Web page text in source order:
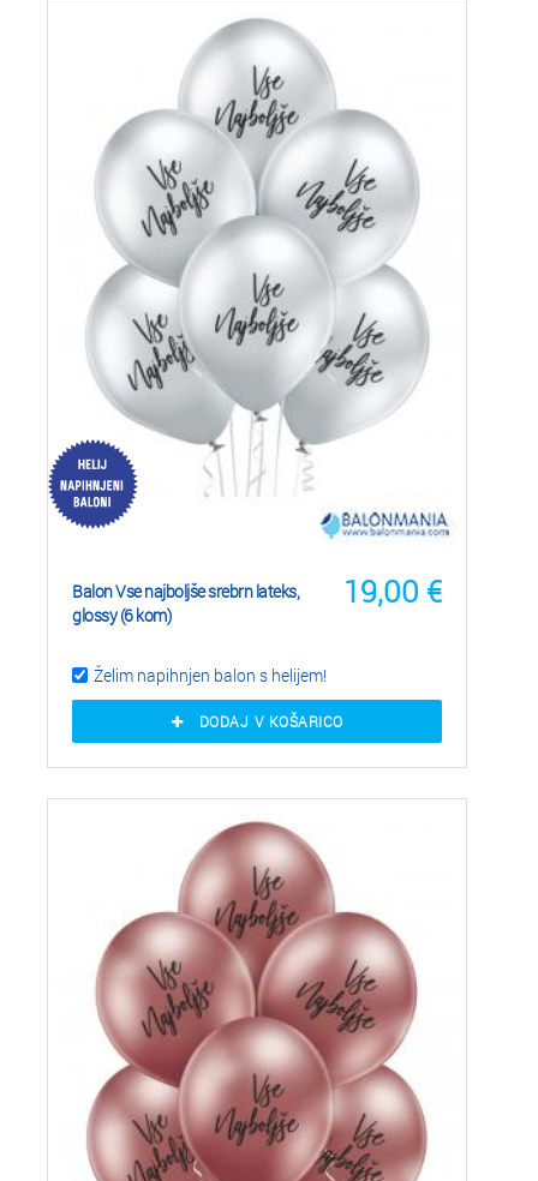
19,00 €
Balon Vse najboljše srebrn lateks,
glossy (6 kom)
Želim napihnjen balon s helijem!
DODAJ V KOŠARICO